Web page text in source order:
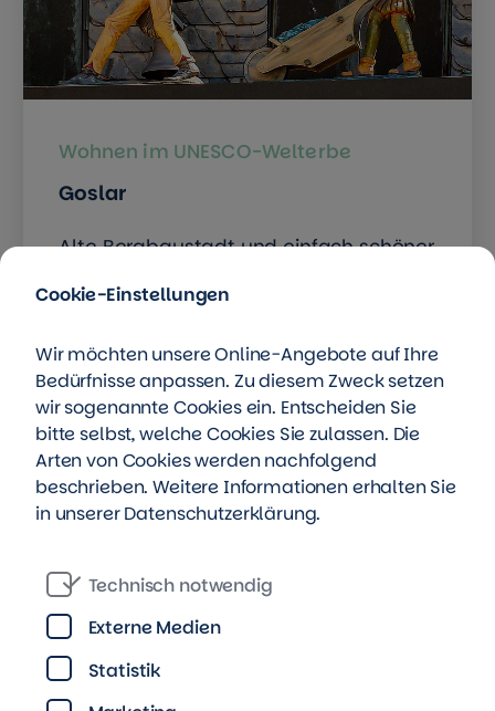
Wohnen im UNESCO-Welterbe
Goslar
Alte Bergbaustadt und einfach schöner
Cookie-Einstellungen
Wir möchten unsere Online-Angebote auf Ihre
Bedürfnisse anpassen. Zu diesem Zweck setzen
wir sogenannte Cookies ein. Entscheiden Sie
bitte selbst, welche Cookies Sie zulassen. Die
Arten von Cookies werden nachfolgend
beschrieben. Weitere Informationen erhalten Sie
in unsererDatenschutzerklärung.
Technisch notwendig
Externe Medien
Statistik